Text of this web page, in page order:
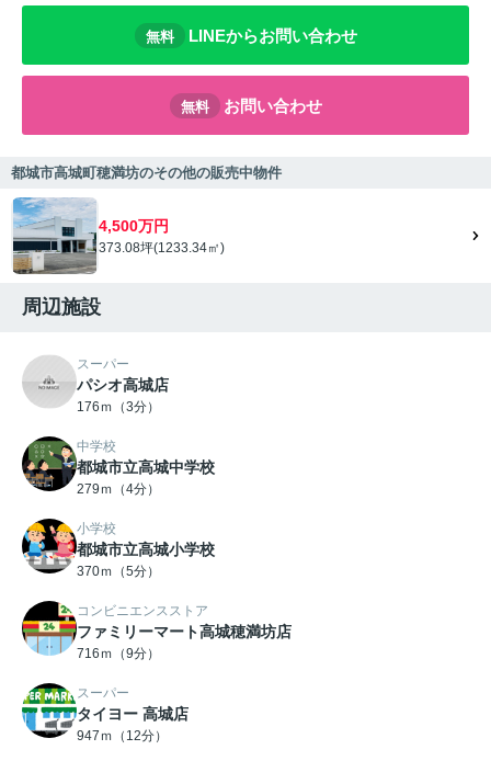
無料 LINEからお問い合わせ
無料 お問い合わせ
都城市高城町穂満坊のその他の販売中物件
4,500万円
373.08坪(1233.34㎡)
周辺施設
スーパー
パシオ高城店
176ｍ（3分）
中学校
都城市立高城中学校
279ｍ（4分）
小学校
都城市立高城小学校
370ｍ（5分）
コンビニエンスストア
ファミリーマート高城穂満坊店
716ｍ（9分）
スーパー
タイヨー 高城店
947ｍ（12分）